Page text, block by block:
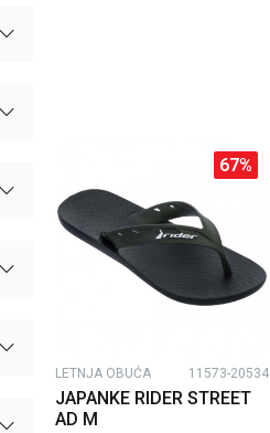
67%
LETNJA OBUĆA 11573-20534
JAPANKE RIDER STREET
AD M